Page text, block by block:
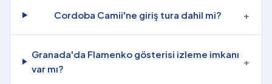
Cordoba Camii'ne giriş tura dahil mi? +
Granada'da Flamenko gösterisi izleme imkanı
var mı?
+